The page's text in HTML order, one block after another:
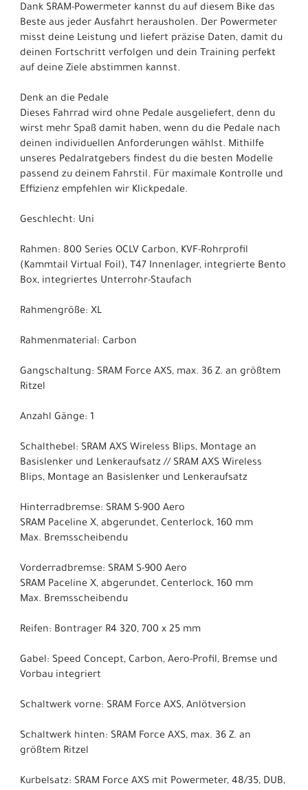
Dank SRAM-Powermeter kannst du auf diesem Bike das
Beste aus jeder Ausfahrt herausholen. Der Powermeter
misst deine Leistung und liefert präzise Daten, damit du
deinen Fortschritt verfolgen und dein Training perfekt
auf deine Ziele abstimmen kannst.
Denk an die Pedale
Dieses Fahrrad wird ohne Pedale ausgeliefert, denn du
wirst mehr Spaß damit haben, wenn du die Pedale nach
deinen individuellen Anforderungen wählst. Mithilfe
unseres Pedalratgebers findest du die besten Modelle
passend zu deinem Fahrstil. Für maximale Kontrolle und
Effizienz empfehlen wir Klickpedale.
Geschlecht: Uni
Rahmen: 800 Series OCLV Carbon, KVF-Rohrprofil
(Kammtail Virtual Foil), T47 Innenlager, integrierte Bento
Box, integriertes Unterrohr-Staufach
Rahmengröße: XL
Rahmenmaterial: Carbon
Gangschaltung: SRAM Force AXS, max. 36 Z. an größtem
Ritzel
Anzahl Gänge: 1
Schalthebel: SRAM AXS Wireless Blips, Montage an
Basislenker und Lenkeraufsatz // SRAM AXS Wireless
Blips, Montage an Basislenker und Lenkeraufsatz
Hinterradbremse: SRAM S-900 Aero
SRAM Paceline X, abgerundet, Centerlock, 160 mm
Max. Bremsscheibendu
Vorderradbremse: SRAM S-900 Aero
SRAM Paceline X, abgerundet, Centerlock, 160 mm
Max. Bremsscheibendu
Reifen: Bontrager R4 320, 700 x 25 mm
Gabel: Speed Concept, Carbon, Aero-Profil, Bremse und
Vorbau integriert
Schaltwerk vorne: SRAM Force AXS, Anlötversion
Schaltwerk hinten: SRAM Force AXS, max. 36 Z. an
größtem Ritzel
Kurbelsatz: SRAM Force AXS mit Powermeter, 48/35, DUB,